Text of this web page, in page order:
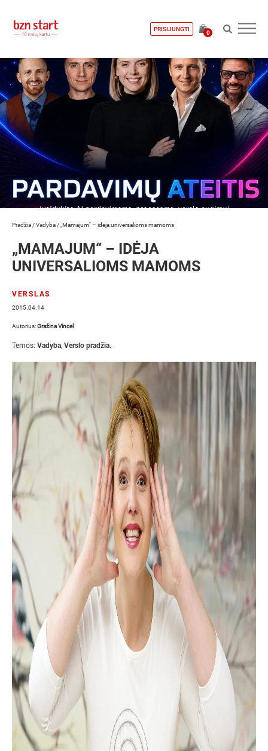
PRISIJUNGTI
0
Pradžia /Vadyba / „Mamajum“ – idėja universalioms mamoms
„MAMAJUM“ – IDĖJA
UNIVERSALIOMS MAMOMS
VERSLAS
2015.04.14
Autorius:Gražina Vincel
Temos: Vadyba, Verslo pradžia.